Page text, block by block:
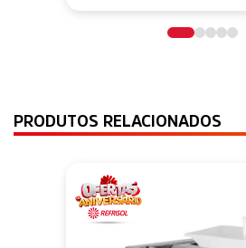
PRODUTOS RELACIONADOS